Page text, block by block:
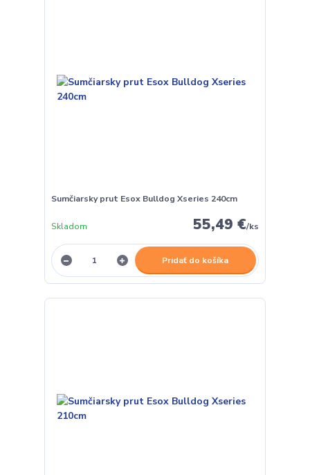
Sumčiarsky prut Esox Bulldog Xseries 240cm
55,49 €/ks
Skladom
Pridať do košíka